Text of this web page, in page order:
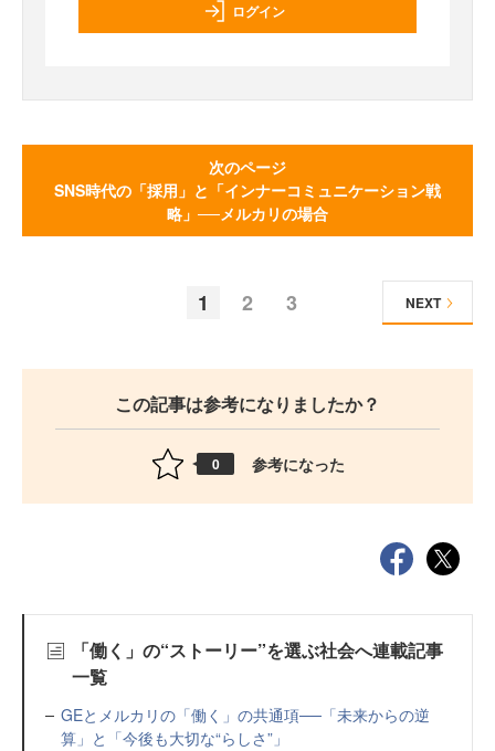
ログイン
次のページ
SNS時代の「採用」と「インナーコミュニケーション戦
略」──メルカリの場合
1 2 3 NEXT
この記事は参考になりましたか？
0 参考になった
「働く」の“ストーリー”を選ぶ社会へ連載記事
一覧
GEとメルカリの「働く」の共通項──「未来からの逆
算」と「今後も大切な“らしさ”」